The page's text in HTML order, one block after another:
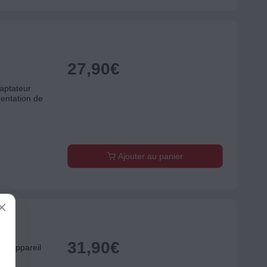
de
27,90€
Ajouter au panier
appareil
31,90€